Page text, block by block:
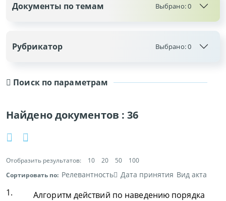
Поиск по параметрам
Найдено документов :36
Отобразить результатов: 10 20 50
100
Сортировать по: Релевантность Дата принятия Вид акта
1.
Алгоритм действий по наведению порядка
Документы по темам Выбрано:0
Рубрикатор Выбрано:0